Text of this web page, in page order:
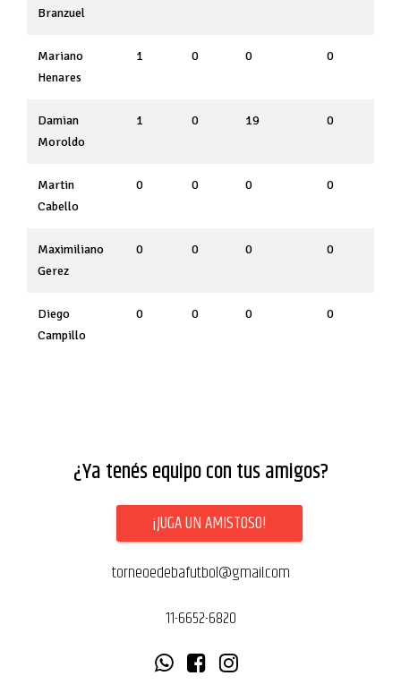
Branzuel
Mariano
Henares
1 0 0 0
Damian
Moroldo
1 0 19 0
Martin
Cabello
0 0 0 0
Maximiliano
Gerez
0 0 0 0
Diego
Campillo
0 0 0 0
¿Ya tenés equipo con tus amigos?
¡JUGA UN AMISTOSO!
torneoedebafutbol@gmail.com
11-6652-6820